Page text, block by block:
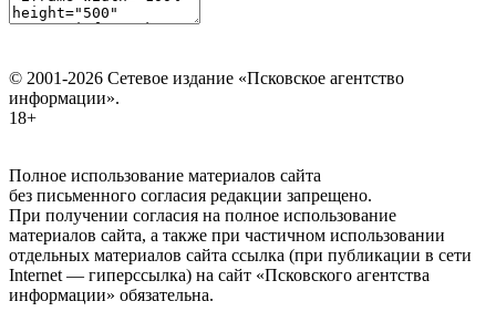
© 2001-2026 Сетевое издание «Псковское агентство
информации».
18+
Полное использование материалов сайта
без письменного согласия редакции запрещено.
При получении согласия на полное использование
материалов сайта, а также при частичном использовании
отдельных материалов сайта ссылка (при публикации в сети
Internet — гиперссылка) на сайт «Псковского агентства
информации» обязательна.